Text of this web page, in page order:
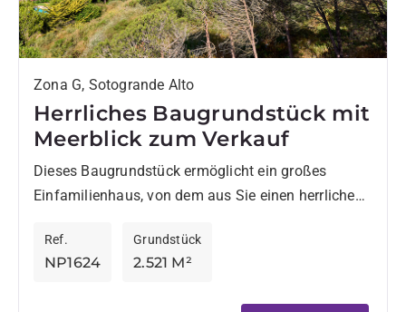
Zona G, Sotogrande Alto
Herrliches Baugrundstück mit
Meerblick zum Verkauf
Dieses Baugrundstück ermöglicht ein großes
Einfamilienhaus, von dem aus Sie einen herrlichen
Bermeja sowie auf das Sotogrande...
NP1624
Ref.
2.521 M²
Grundstück